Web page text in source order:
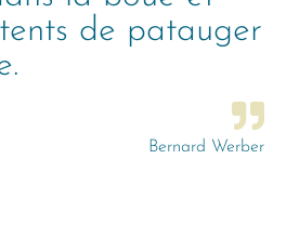
de patauger
Bernard Werber